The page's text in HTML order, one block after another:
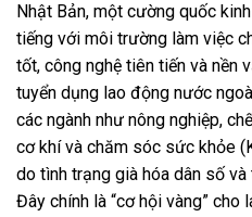
Nhật Bản, một cường quốc
tiếng với môi trường làm việc
tốt, công nghệ tiên tiến và nền
tuyển dụng lao động nước
các ngành như nông nghiệp,
cơ khí và chăm sóc sức khỏe
do tình trạng già hóa dân số
Đây chính là “cơ hội vàng” cho